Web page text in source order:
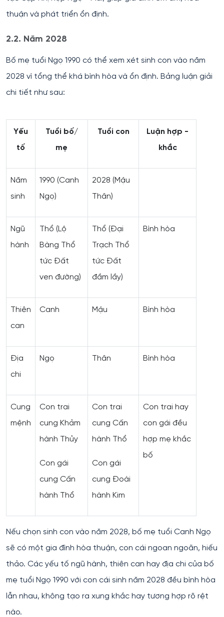
thuận và phát triển ổn định.
2.2. Năm 2028
Bố mẹ tuổi Ngọ 1990 có thể xem xét sinh con vào năm
2028 vì tổng thể khá bình hòa và ổn định. Bảng luận giải
chi tiết như sau:
Yếu
tố
Tuổi bố/
mẹ
Tuổi con
Luận hợp -
khắc
Năm
sinh
1990 (Canh
Ngọ)
2028 (Mậu
Thân)
Ngũ
hành
Thổ (Lộ
Bàng Thổ
tức Đất
ven đường)
Thổ (Đại
Trạch Thổ
tức Đất
đầm lầy)
Bình hòa
Thiên
can
Canh Mậu Bình hòa
Địa
chi
Ngọ Thân Bình hòa
Cung
mệnh
Con trai
cung Khảm
hành Thủy
Con gái
cung Cấn
hành Thổ
Con trai
cung Cấn
hành Thổ
Con gái
cung Đoài
hành Kim
Con trai hay
con gái đều
hợp mẹ khắc
bố
Nếu chọn sinh con vào năm 2028, bố mẹ tuổi Canh Ngọ
sẽ có một gia đình hòa thuận, con cái ngoan ngoãn, hiếu
thảo. Các yếu tố ngũ hành, thiên can hay địa chi của bố
mẹ tuổi Ngọ 1990 với con cái sinh năm 2028 đều bình hòa
lẫn nhau, không tạo ra xung khắc hay tương hợp rõ rệt
nào.